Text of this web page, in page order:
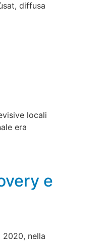
diffusa
locali
era
e
2020, nella